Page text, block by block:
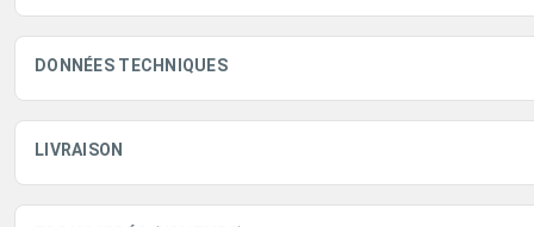
DONNÉES TECHNIQUES
LIVRAISON